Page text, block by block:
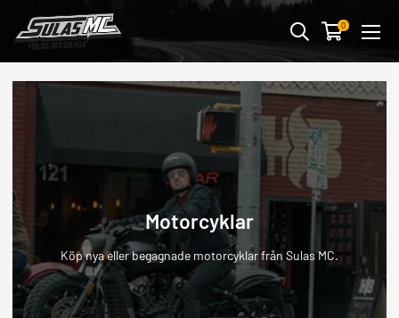
0
MC-KLÄDER & SKYDD
STREETWEAR & PRESENTER
BUTIK & VERKSTAD
OUTLET
ALLA FORDON
Motorcyklar
Köp nya eller begagnade motorcyklar från Sulas MC.